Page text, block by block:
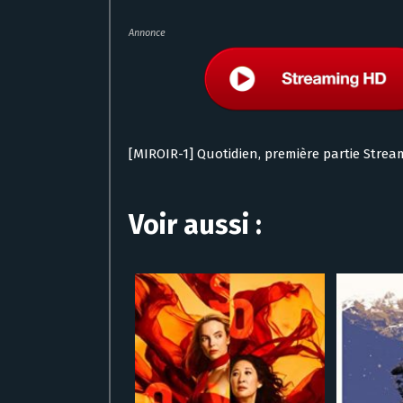
Annonce
[MIROIR-1] Quotidien, première partie
Voir aussi :